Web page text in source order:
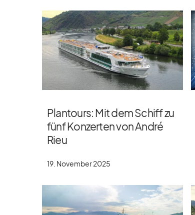
Plantours: Mit dem Schiff zu
fünf Konzerten von André
Rieu
19. November 2025